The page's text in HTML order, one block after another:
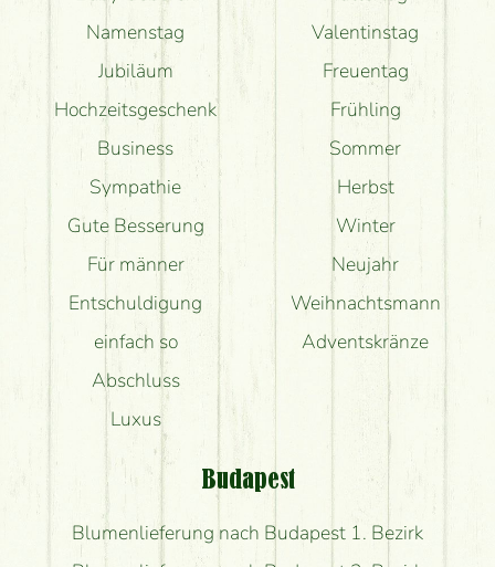
Namenstag
Jubiläum
Hochzeitsgeschenk
Business
Sympathie
Gute Besserung
Für männer
Entschuldigung
einfach so
Abschluss
Luxus
Valentinstag
Freuentag
Frühling
Sommer
Herbst
Winter
Neujahr
Weihnachtsmann
Adventskränze
Budapest
Blumenlieferung nach Budapest 1. Bezirk